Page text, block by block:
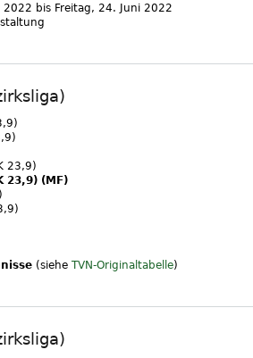
2022 bis Freitag, 24. Juni 2022
23,9)
23,9) (MF)
(siehe TVN-Originaltabelle)